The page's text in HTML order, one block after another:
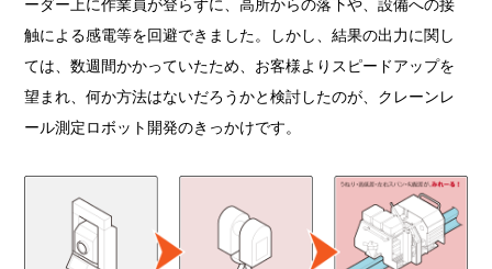
ーダー上に作業員が登らずに、高所からの落下や、設備への接
触による感電等を回避できました。しかし、結果の出力に関し
ては、数週間かかっていたため、お客様よりスピードアップを
望まれ、何か方法はないだろうかと検討したのが、クレーンレ
ール測定ロボット開発のきっかけです。